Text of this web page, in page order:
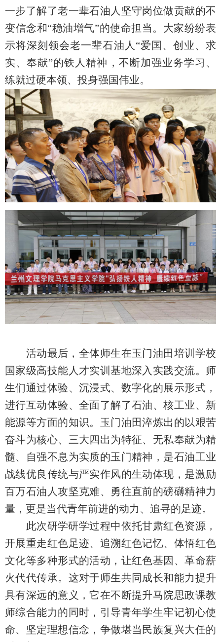
一步了解了老一辈石油人坚守岗位做贡献的不
变信念和“稳油增气”的使命担当。大家纷纷表
示将深刻领会老一辈石油人“爱国、创业、求
实、奉献”的铁人精神，不断加强业务学习、
练就过硬本领、投身强国伟业。
活动最后，全体师生在玉门油田培训学校
国家级高技能人才实训基地深入实践交流。师
生们通过体验、沉浸式、数字化的展示形式，
进行互动体验、全面了解了石油、核工业、新
能源等方面的知识。玉门油田淬炼出的以艰苦
奋斗为核心、三大四出为特征、无私奉献为精
髓、自强不息为实质的玉门精神，是石油工业
战线优良传统与严实作风的生动体现，是激励
百万石油人攻坚克难、勇往直前的磅礴精神力
量，更是当代青年前进的动力、追寻的足迹。
此次研学研学过程中依托甘肃红色资源，
开展重走红色足迹、追溯红色记忆、体悟红色
文化等多种形式的活动，让红色基因、革命薪
火代代传承。这对于师生共同成长和能力提升
具有深远的意义，它在不断提升马院思政课教
师综合能力的同时，引导青年学生牢记初心使
命、坚定理想信念，争做堪当民族复兴大任的